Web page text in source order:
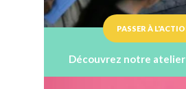
PASSER À
Découvrez notre